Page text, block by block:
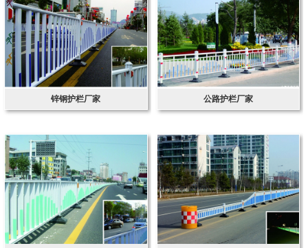
锌钢护栏厂家 公路护栏厂家